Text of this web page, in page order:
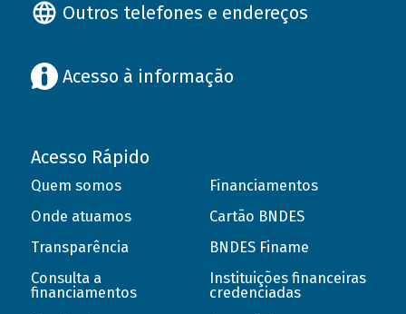
Outros telefones e endereços
Acesso à informação
Acesso Rápido
Quem somos
Onde atuamos
Transparência
Consulta a
financiamentos
Financiamentos
Cartão BNDES
BNDES Finame
Instituições financeiras
credenciadas